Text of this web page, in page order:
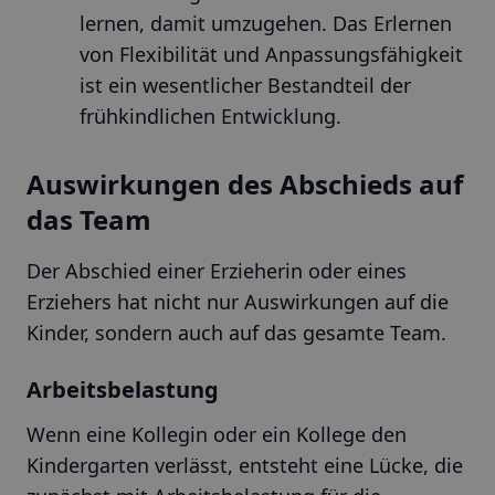
lernen, damit umzugehen. Das Erlernen
von Flexibilität und Anpassungsfähigkeit
ist ein wesentlicher Bestandteil der
frühkindlichen Entwicklung.
Auswirkungen des Abschieds auf
das Team
Der Abschied einer Erzieherin oder eines
Erziehers hat nicht nur Auswirkungen auf die
Kinder, sondern auch auf das gesamte Team.
Arbeitsbelastung
Wenn eine Kollegin oder ein Kollege den
Kindergarten verlässt, entsteht eine Lücke, die